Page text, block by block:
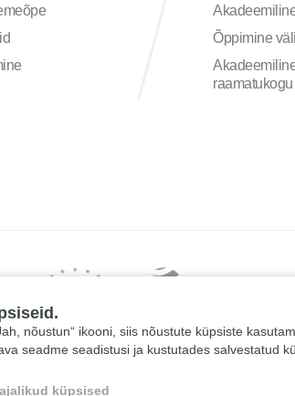
Õppimine
raamatukogu
nõustun“ ikooni, siis nõustute küpsiste
seadme seadistusi ja kustutades salvestatud
küpsised